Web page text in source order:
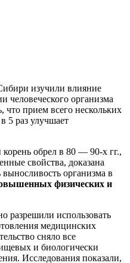
изучили влияние
человеческого организма
прием всего нескольких
5 раз улучшает
обрел в 80 — 90-х гг.,
свойства, доказана
организма в
физических и
разрешили использовать
медицинских
сняло все
и биологически
Исследования показали,